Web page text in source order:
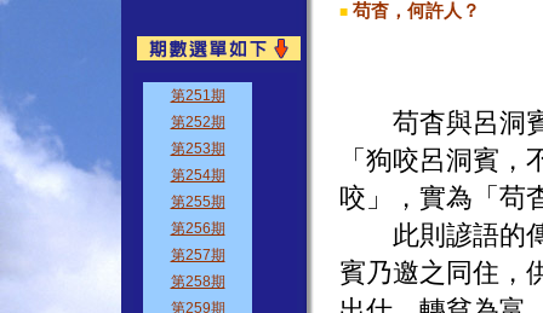
■ 苟杳，何許人？
苟杳與呂洞賓
「狗咬呂洞賓
咬」，實為「苟
此則諺語的傳
賓乃邀之同住，